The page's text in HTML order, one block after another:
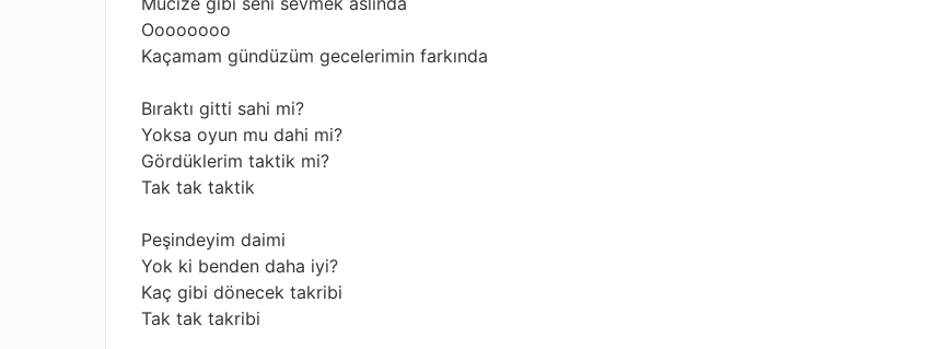
Oooooooo
Kaçamam gündüzüm gecelerimin farkında
Bıraktı gitti sahi mi?
Yoksa oyun mu dahi mi?
Gördüklerim taktik mi?
Tak tak taktik
Peşindeyim daimi
Yok ki benden daha iyi?
Kaç gibi dönecek takribi
Tak tak takribi